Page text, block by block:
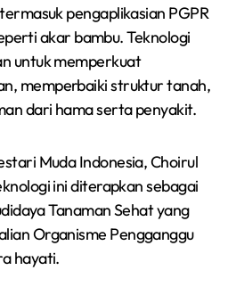
pengaplikasian PGPR
akar bambu. Teknologi
untuk memperkuat
memperbaiki struktur tanah,
dari hama serta penyakit.
Muda Indonesia, Choirul
ini diterapkan sebagai
Tanaman Sehat yang
Organisme Pengganggu
hayati.